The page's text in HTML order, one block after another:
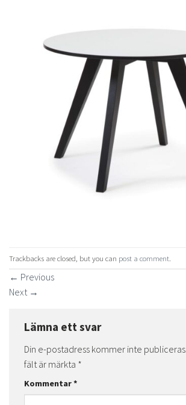
Trackbacks are closed, but you can post a comment
← Previous
Next →
Lämna ett svar
Din e-postadress kommer inte publiceras.
fält är märkta *
Kommentar*